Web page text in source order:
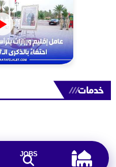
خدمات///
JOBS